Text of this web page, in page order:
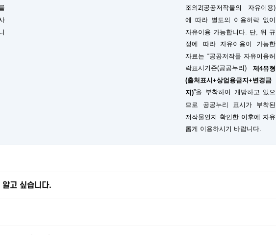
조의2(공공저작물의 자유이용)
에 따라 별도의 이용허락 없이
자유이용 가능합니다. 단, 위 규
정에 따라 자유이용이 가능한
자료는 “공공저작물 자유이용허
락표시기준(공공누리) 제4유형
(출처표시+상업용금지+변경금
지)”을 부착하여 개방하고 있으
므로 공공누리 표시가 부착된
저작물인지 확인한 이후에 자유
롭게 이용하시기 바랍니다.
고 싶습니다.